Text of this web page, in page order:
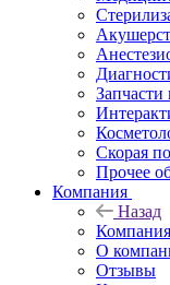
Запчасти
Скорая
Прочее
Компания
Назад
Компания
О
Отзывы